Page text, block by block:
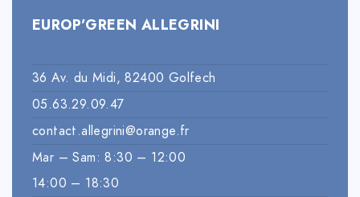
EUROP’GREEN ALLEGRINI
36 Av. du Midi, 82400 Golfech
05.63.29.09.47
contact.allegrini@orange.fr
Mar – Sam: 8:30 – 12:00
14:00 – 18:30